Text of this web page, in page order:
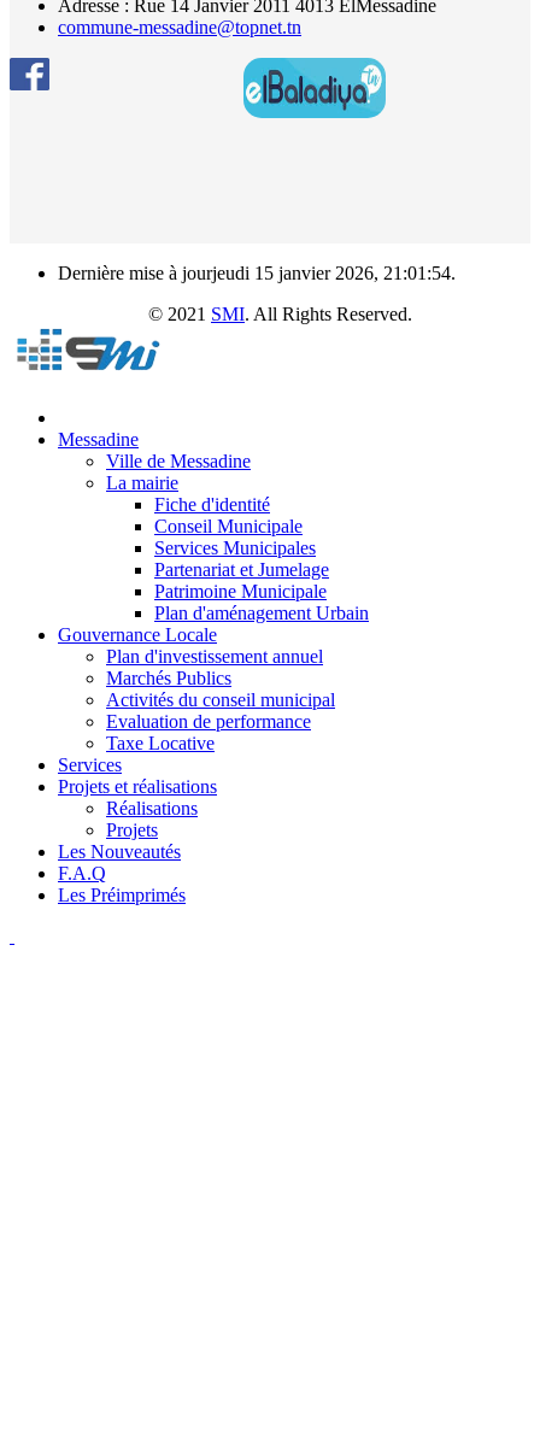
Adresse : Rue 14 Janvier 2011 4013 ElMessadine
commune-messadine@topnet.tn
Dernière mise à jourjeudi 15 janvier 2026, 21:01:54.
Messadine
© 2021 SMI. All Rights Reserved.
Messadine
Ville de Messadine
La mairie
Fiche d'identité
Conseil Municipale
Services Municipales
Partenariat et Jumelage
Patrimoine Municipale
Plan d'aménagement Urbain
Gouvernance Locale
Plan d'investissement annuel
Marchés Publics
Activités du conseil municipal
Evaluation de performance
Taxe Locative
Services
Projets et réalisations
Réalisations
Projets
Les Nouveautés
F.A.Q
Les Préimprimés